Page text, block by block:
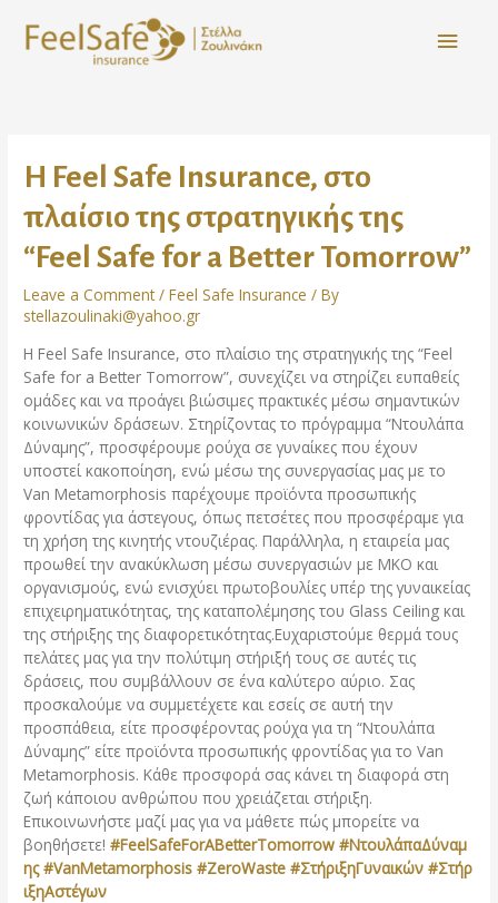
Η Feel Safe Insurance, στο
πλαίσιο της στρατηγικής της
“Feel Safe for a Better Tomorrow”
Leave a Comment /Feel Safe Insurance / By
stellazoulinaki@yahoo.gr
Η Feel Safe Insurance, στο πλαίσιο της στρατηγικής της “Feel
Safe for a Better Tomorrow”, συνεχίζει να στηρίζει ευπαθείς
ομάδες και να προάγει βιώσιμες πρακτικές μέσω σημαντικών
κοινωνικών δράσεων. Στηρίζοντας το πρόγραμμα “Ντουλάπα
Δύναμης”, προσφέρουμε ρούχα σε γυναίκες που έχουν
υποστεί κακοποίηση, ενώ μέσω της συνεργασίας μας με το
Van Metamorphosis παρέχουμε προϊόντα προσωπικής
φροντίδας για άστεγους, όπως πετσέτες που προσφέραμε για
τη χρήση της κινητής ντουζιέρας. Παράλληλα, η εταιρεία μας
προωθεί την ανακύκλωση μέσω συνεργασιών με ΜΚΟ και
οργανισμούς, ενώ ενισχύει πρωτοβουλίες υπέρ της γυναικείας
επιχειρηματικότητας, της καταπολέμησης του Glass Ceiling και
της στήριξης της διαφορετικότητας.Ευχαριστούμε θερμά τους
πελάτες μας για την πολύτιμη στήριξή τους σε αυτές τις
δράσεις, που συμβάλλουν σε ένα καλύτερο αύριο. Σας
προσκαλούμε να συμμετέχετε και εσείς σε αυτή την
προσπάθεια, είτε προσφέροντας ρούχα για τη “Ντουλάπα
Δύναμης” είτε προϊόντα προσωπικής φροντίδας για το Van
Metamorphosis. Κάθε προσφορά σας κάνει τη διαφορά στη
ζωή κάποιου ανθρώπου που χρειάζεται στήριξη.
Επικοινωνήστε μαζί μας για να μάθετε πώς μπορείτε να
βοηθήσετε!#FeelSafeForABetterTomorrow #ΝτουλάπαΔύναμ
ης #VanMetamorphosis #ZeroWaste #ΣτήριξηΓυναικών #Στήρ
ιξηΑστέγων